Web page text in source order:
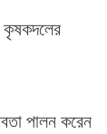
কৃষকদলের
পালন করেন